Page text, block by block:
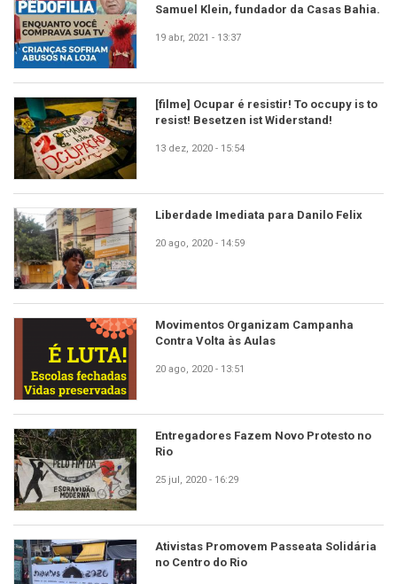
Samuel Klein, fundador da Casas Bahia.
19 abr, 2021 - 13:37
[filme] Ocupar é resistir! To occupy is to
resist! Besetzen ist Widerstand!
13 dez, 2020 - 15:54
Liberdade Imediata para Danilo Felix
20 ago, 2020 - 14:59
Movimentos Organizam Campanha
Contra Volta às Aulas
20 ago, 2020 - 13:51
Entregadores Fazem Novo Protesto no
Rio
25 jul, 2020 - 16:29
Ativistas Promovem Passeata Solidária
no Centro do Rio